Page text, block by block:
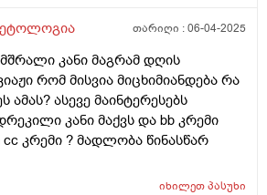
თარიღი :06-04-2025
კანი მაგრამ დღის
რომ მისვია მიცხიმიანდება რა
ამას? ასევე მაინტერესებს
კანი მაქვს და bb კრემი
კრემი ? მადლობა წინასწარ
იხილეთპასუხი